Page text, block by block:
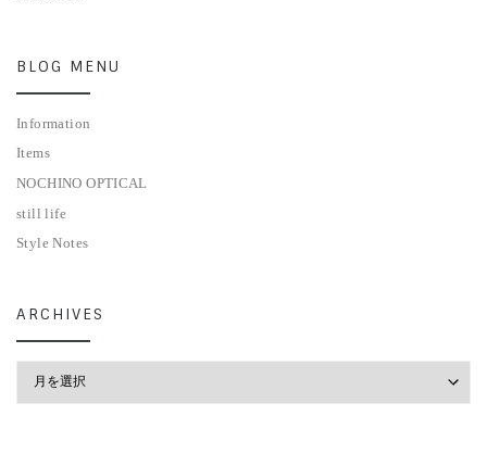
BLOG MENU
Information
Items
NOCHINO OPTICAL
still life
Style Notes
ARCHIVES